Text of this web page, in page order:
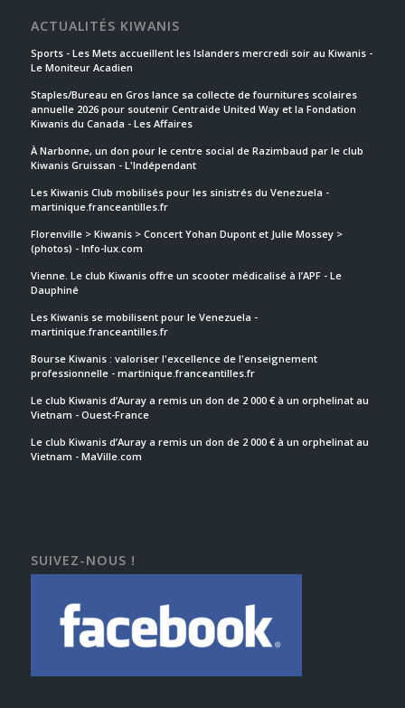
ACTUALITÉS KIWANIS
Sports - Les Mets accueillent les Islanders mercredi soir au Kiwanis -
Le Moniteur Acadien
Staples/Bureau en Gros lance sa collecte de fournitures scolaires
annuelle 2026 pour soutenir Centraide United Way et la Fondation
Kiwanis du Canada - Les Affaires
À Narbonne, un don pour le centre social de Razimbaud par le club
Kiwanis Gruissan - L'Indépendant
Les Kiwanis Club mobilisés pour les sinistrés du Venezuela -
martinique.franceantilles.fr
Florenville > Kiwanis > Concert Yohan Dupont et Julie Mossey >
(photos) - Info-lux.com
Vienne. Le club Kiwanis offre un scooter médicalisé à l’APF - Le
Dauphiné
Les Kiwanis se mobilisent pour le Venezuela -
martinique.franceantilles.fr
Bourse Kiwanis : valoriser l'excellence de l'enseignement
professionnelle - martinique.franceantilles.fr
Le club Kiwanis d’Auray a remis un don de 2 000 € à un orphelinat au
Vietnam - Ouest-France
Le club Kiwanis d’Auray a remis un don de 2 000 € à un orphelinat au
Vietnam - MaVille.com
SUIVEZ-NOUS !